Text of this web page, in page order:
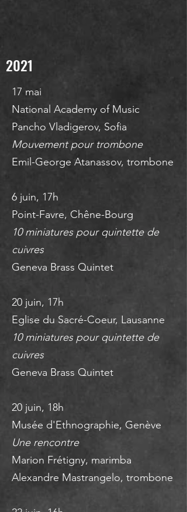
2021
17 mai
National Academy of Music
Pancho Vladigerov, Sofia
Mouvement pour trombone
Emil-George Atanassov, trombone
6 juin, 17h
Point-Favre, Chêne-Bourg
10 miniatures pour quintette de
cuivres
Geneva Brass Quintet
20 juin, 17h
Eglise du Sacré-Coeur, Lausanne
10 miniatures pour quintette de
cuivres
Geneva Brass Quintet
20 juin, 18h
Musée d'Ethnographie, Genève
Une rencontre
Marion Frétigny, marimba
Alexandre Mastrangelo, trombone